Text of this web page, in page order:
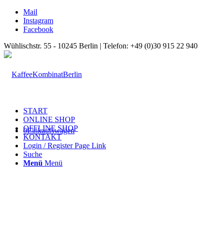
Mail
Instagram
Facebook
Wühlischstr. 55 - 10245 Berlin | Telefon: +49 (0)30 915 22 940
0Einkaufswagen
START
ONLINE SHOP
OFFLINE SHOP
KONTAKT
Login / Register Page Link
Suche
Menü Menü